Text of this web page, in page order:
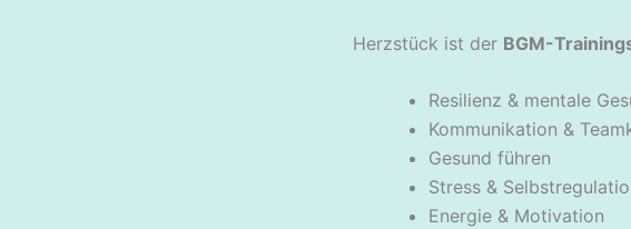
Herzstück ist der BGM-
Resilienz & mentale
Kommunikation &
Gesund führen
Stress &
Energie & Motivation